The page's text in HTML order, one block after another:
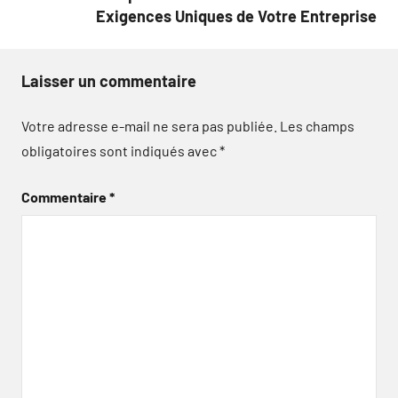
Exigences Uniques de Votre Entreprise
Laisser un commentaire
Votre adresse e-mail ne sera pas publiée. Les champs
obligatoires sont indiqués avec*
Commentaire*